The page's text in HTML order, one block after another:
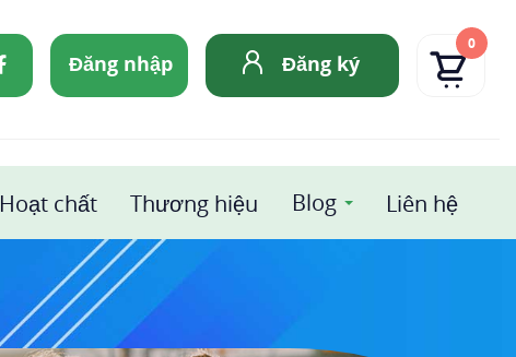
Đăng nhập Đăng ký
0
Hoạt chất Thương hiệu Blog Liên hệ